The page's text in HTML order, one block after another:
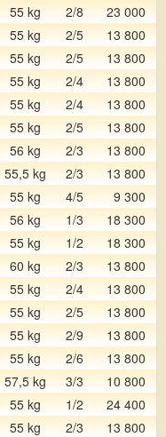
55 kg 2/8 23 000
55 kg 2/5 13 800
55 kg 2/5 13 800
55 kg 2/4 13 800
55 kg 2/4 13 800
55 kg 2/5 13 800
56 kg 2/3 13 800
55,5 kg 2/3 13 800
55 kg 4/5 9 300
56 kg 1/3 18 300
55 kg 1/2 18 300
60 kg 2/3 13 800
55 kg 2/4 13 800
55 kg 2/5 13 800
55 kg 2/9 13 800
55 kg 2/6 13 800
57,5 kg 3/3 10 800
55 kg 1/2 24 400
55 kg 2/3 13 800